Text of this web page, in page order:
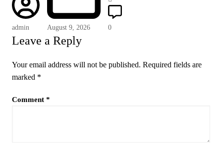
admin August 9, 2026 0
Leave a Reply
Your email address will not be published. Required fields are
marked *
Comment *